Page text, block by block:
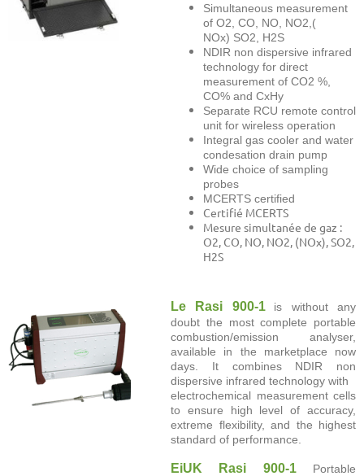
Simultaneous measurement
of O2 , CO, NO, NO2 ,(
NOx) SO2 , H2S
NDIR non dispersive infrared
technology for direct
measurement of CO2 %,
CO% and CxHy
Separate RCU remote control
unit for wireless operation
Integral gas cooler and water
condesation drain pump
Wide choice of sampling
probes
MCERTS certified
Certifié MCERTS
Mesure simultanée de gaz :
O2, CO, NO, NO2, (NOx), SO2,
H2S
Le Rasi 900-1
is without any
doubt the most complete portable
combustion/emission analyser,
available in the marketplace now
days. It combines NDIR non
dispersive infrared technology with
electrochemical measurement cells
to ensure high level of accuracy,
extreme flexibility, and the highest
standard of performance.
EiUK Rasi 900-1 Portable